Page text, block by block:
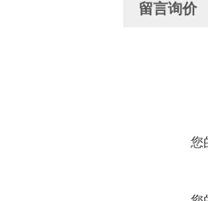
留言询价
您